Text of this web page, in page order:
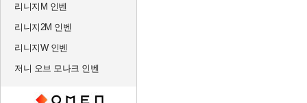
리니지M 인벤
리니지2M 인벤
리니지W 인벤
저니 오브 모나크 인벤